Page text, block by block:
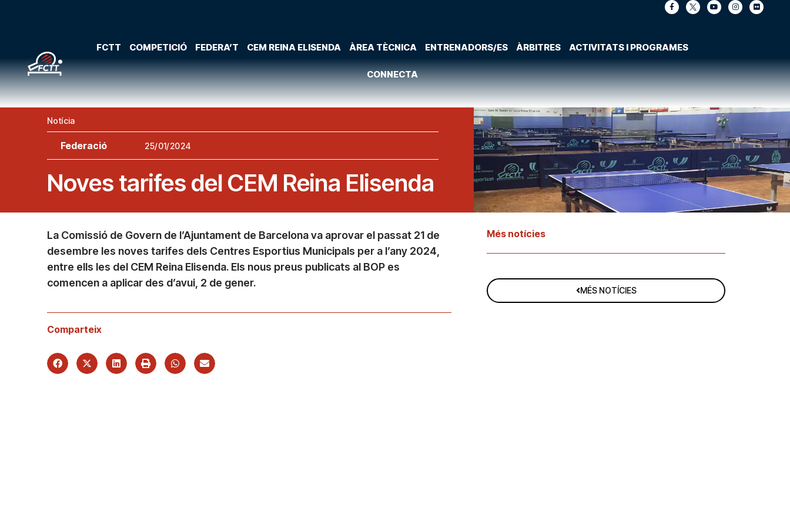
FCTT COMPETICIÓ FEDERA’T CEM REINA ELISENDA ÀREA TÈCNICA ENTRENADORS/ES ÀRBITRES ACTIVITATS I PROGRAMES
CONNECTA
Notícia
Federació 25/01/2024
Noves tarifes del CEM Reina Elisenda
La Comissió de Govern de l’Ajuntament de Barcelona va aprovar el passat 21 de
desembre les noves tarifes dels Centres Esportius Municipals per a l’any 2024,
entre ells les del CEM Reina Elisenda. Els nous preus publicats al BOP es
comencen a aplicar des d’avui, 2 de gener.
Comparteix
Més notícies
MÉS NOTÍCIES